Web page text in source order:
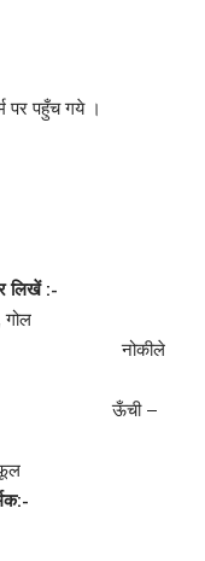
।
पर पहुँच गये ।
से समझाया ।
।
लिखें :-
गोल
नोकीले
ऊँची –
है।